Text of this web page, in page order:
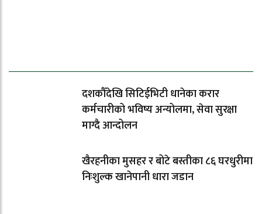
दशकौँदेखि सिटिईभिटी धानेका करार
कर्मचारीको भविष्य अन्योलमा, सेवा सुरक्षा
माग्दै आन्दोलन
खैरहनीका मुसहर र बोटे बस्तीका ८६ घरधुरीमा
निःशुल्क खानेपानी धारा जडान